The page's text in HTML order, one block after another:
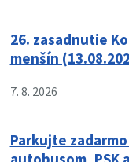
26. zasadnutie
menšín
7. 8. 2026
Parkujte